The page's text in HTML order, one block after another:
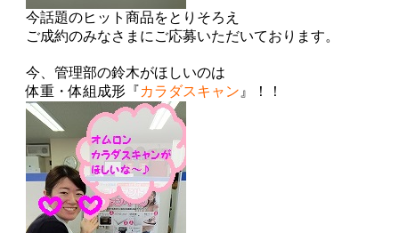
今話題のヒット商品をとりそろえ
ご成約のみなさまにご応募いただいております。
今、管理部の鈴木がほしいのは
体重・体組成形『カラダスキャン 』！！